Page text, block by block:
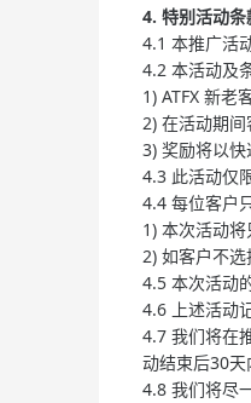
4. 特别活动条
4.1 本推广活
4.2 本活动及
1) ATFX 新老
2) 在活动期间
3) 奖励将以
4.3 此活动仅
4.4 每位客户
1) 本次活动将
2) 如客户不选
4.5 本次活动
4.6 上述活动
4.7 我们将在
动结束后30天
4.8 我们将尽